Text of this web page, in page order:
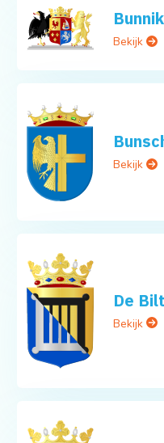
Bunnik
Bekijk
Bekijk
De Bilt
Bekijk